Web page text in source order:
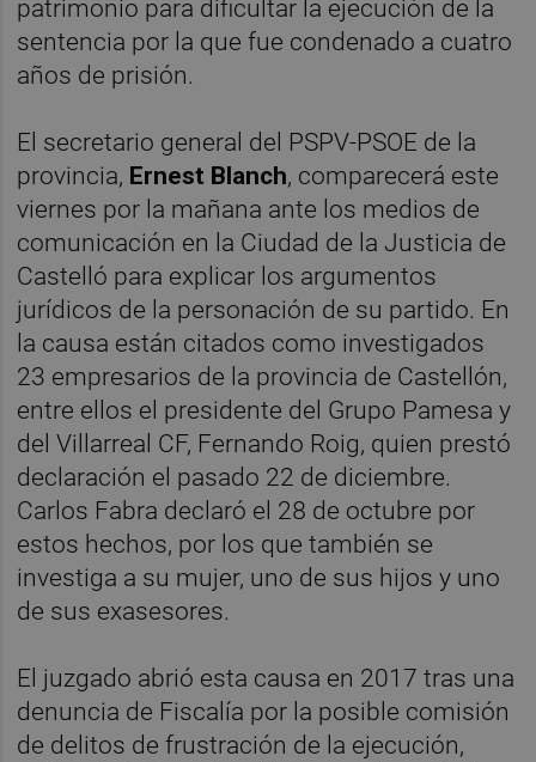
patrimonio para dificultar la ejecución de la
sentencia por la que fue condenado a cuatro
años de prisión.
El secretario general del PSPV-PSOE de la
provincia, Ernest Blanch, comparecerá este
viernes por la mañana ante los medios de
comunicación en la Ciudad de la Justicia de
Castelló para explicar los argumentos
jurídicos de la personación de su partido. En
la causa están citados como investigados
23 empresarios de la provincia de Castellón,
entre ellos el presidente del Grupo Pamesa y
del Villarreal CF, Fernando Roig, quien prestó
declaración el pasado 22 de diciembre.
Carlos Fabra declaró el 28 de octubre por
estos hechos, por los que también se
investiga a su mujer, uno de sus hijos y uno
de sus exasesores.
El juzgado abrió esta causa en 2017 tras una
denuncia de Fiscalía por la posible comisión
de delitos de frustración de la ejecución,